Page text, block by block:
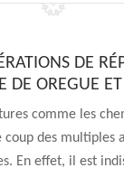
DE
DE OREGUE
comme les
coup des multiples
En effet, il est